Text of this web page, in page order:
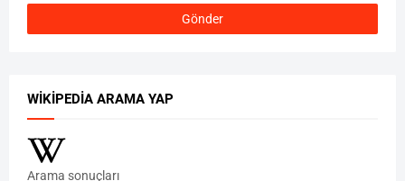
WIKIPEDIA ARAMA YAP
Arama sonuçları